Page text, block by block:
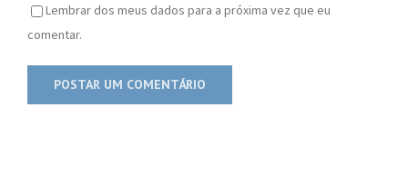
Lembrar dos meus dados para a próxima vez que eu
comentar.